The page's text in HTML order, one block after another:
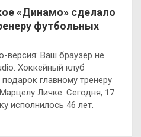
«Динамо» сделало
футбольных
версия: Ваш браузер не
Хоккейный клуб
главному тренеру
Личке. Сегодня, 17
исполнилось 46 лет.